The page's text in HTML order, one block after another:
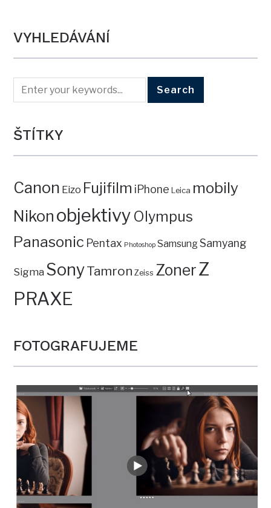
VYHLEDÁVÁNÍ
ŠTÍTKY
Canon Eizo Fujifilm iPhone Leica mobily
Nikon objektivy Olympus
Panasonic Pentax Photoshop SamsungSamyang
Sigma SonyTamron Zeiss ZonerZ
PRAXE
FOTOGRAFUJEME